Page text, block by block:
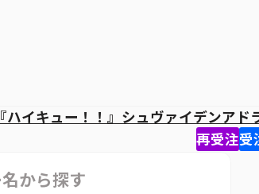
『ハイキュー！！』シュヴァイデン
再受注受